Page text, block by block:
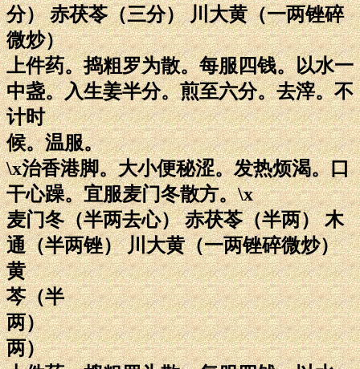
分） 赤茯苓（三分） 川大黄（一两锉碎
微炒）
上件药。捣粗罗为散。每服四钱。以水一
中盏。入生姜半分。煎至六分。去滓。不
计时
候。温服。
\x治香港脚。大小便秘涩。发热烦渴。口
干心躁。宜服麦门冬散方。\x
麦门冬（半两去心） 赤茯苓（半两） 木
通（半两锉） 川大黄（一两锉碎微炒）
黄
芩（半
两）
两）